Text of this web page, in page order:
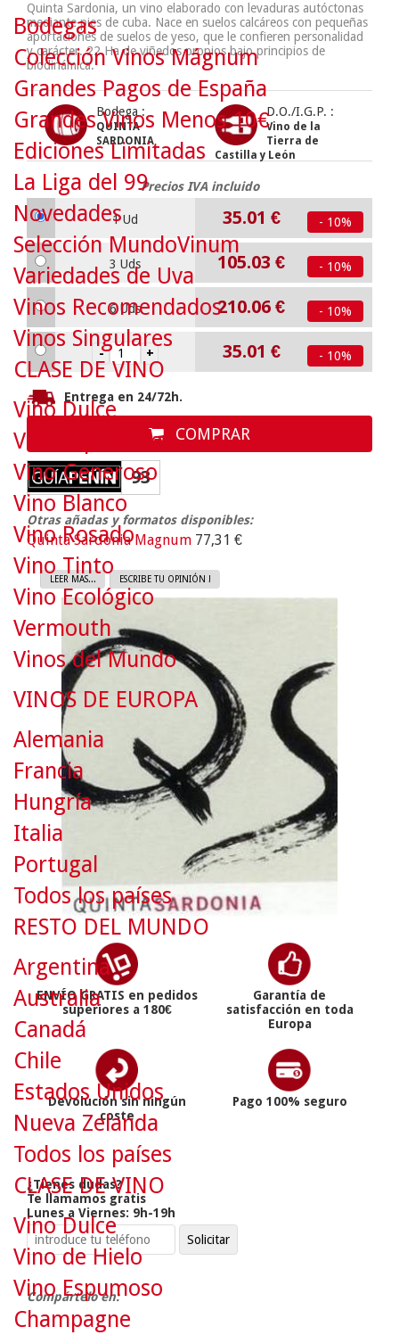
Quinta Sardonia, un vino elaborado con levaduras autóctonas
mediante pies de cuba. Nace en suelos calcáreos con pequeñas
aportaciones de suelos de yeso, que le confieren personalidad
y carácter. 22 Ha de viñedos propios bajo principios de
biodinámica.
Bodega :
QUINTA
SARDONIA
D.O./I.G.P. :
Vino de la
Tierra de
Castilla y León
Precios IVA incluido
1 Ud 35.01 € - 10%
3 Uds 105.03 € - 10%
6 Uds 210.06 € - 10%
35.01 € - 10%
Entrega en 24/72h.
COMPRAR
93
Otras añadas y formatos disponibles:
Quinta Sardonia Magnum 77,31 €
LEER MAS... ESCRIBE TU OPINIÓN !
ENVÍO GRATIS en pedidos
superiores a 180€
Garantía de
satisfacción en toda
Europa
Devolución sin ningún
coste
Pago 100% seguro
¿Tienes dudas?
Te llamamos gratis
Lunes a Viernes: 9h-19h
Compártelo en:
Bodegas
Colección Vinos Mágnum
Grandes Pagos de España
Grandes Vinos Menos 10€
Ediciones Limitadas
La Liga del 99
Novedades
Selección MundoVinum
Variedades de Uva
Vinos Recomendados
Vinos Singulares
CLASE DE VINO
Vino Dulce
Vino Espumoso
Vino Generoso
Vino Blanco
Vino Rosado
Vino Tinto
Vino Ecológico
Vermouth
Vinos del Mundo
VINOS DE EUROPA
Alemania
Francia
Hungría
Italia
Portugal
Todos los países
RESTO DEL MUNDO
Argentina
Australia
Canadá
Chile
Estados Unidos
Nueva Zelanda
Todos los países
CLASE DE VINO
Vino Dulce
Vino de Hielo
Vino Espumoso
Champagne